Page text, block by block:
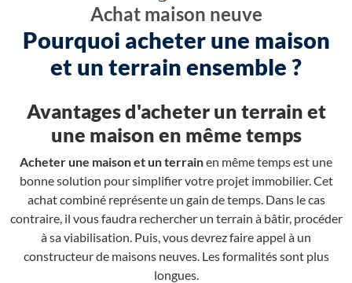
Achat maison neuve
Pourquoi acheter une maison
et un terrain ensemble ?
Avantages d'acheter un terrain et
une maison en même temps
Acheter une maison et un terrainen même temps est une
bonne solution pour simplifier votre projet immobilier. Cet
achat combiné représente un gain de temps. Dans le cas
contraire, il vous faudra rechercher un terrain à bâtir, procéder
à sa viabilisation. Puis, vous devrez faire appel à un
constructeur de maisons neuves. Les formalités sont plus
longues.